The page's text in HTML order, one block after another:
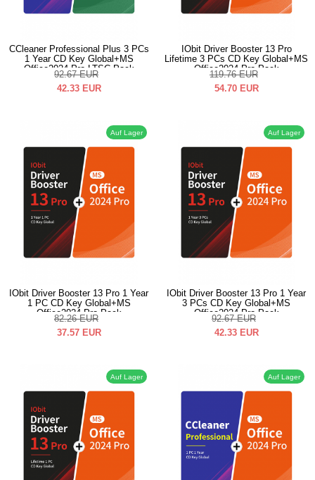
CCleaner Professional Plus 3 PCs
1 Year CD Key Global+MS
Office2024 Pro LTSC Pack
92.67 EUR
42.33 EUR
IObit Driver Booster 13 Pro
Lifetime 3 PCs CD Key Global+MS
Office2024 Pro Pack
119.76 EUR
54.70 EUR
Auf Lager
IObit Driver Booster 13 Pro 1 Year
1 PC CD Key Global+MS
Office2024 Pro Pack
82.26 EUR
37.57 EUR
Auf Lager
IObit Driver Booster 13 Pro 1 Year
3 PCs CD Key Global+MS
Office2024 Pro Pack
92.67 EUR
42.33 EUR
Auf Lager Auf Lager